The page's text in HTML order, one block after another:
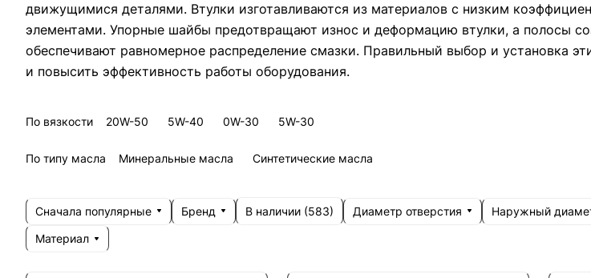
движущимися деталями. Втулки изготавливаются из материалов с низким
элементами. Упорные шайбы предотвращают износ и деформацию втулки, а полосы
обеспечивают равномерное распределение смазки. Правильный выбор и установка
и повысить эффективность работы оборудования.
По вязкости 20W-50 5W-40 0W-30 5W-30
По типу масла Минеральные масла Синтетические масла
Сначала популярные Бренд В наличии (583) Диаметр отверстия Наружный
Материал